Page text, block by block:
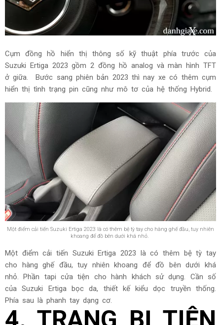
Cụm đồng hồ hiển thị thông số kỹ thuật phía trước của
Suzuki Ertiga 2023 gồm 2 đồng hồ analog và màn hình TFT
ở giữa. Bước sang phiên bản 2023 thì nay xe có thêm cụm
hiển thị tình trạng pin cũng như mô tơ của hệ thống Hybrid.
Một điểm cải tiến Suzuki Ertiga 2023 là có thêm bệ tỳ tay cho hàng ghế đầu, tuy nhiên
khoang để đồ bên dưới khá nhỏ.
Một điểm cải tiến Suzuki Ertiga 2023 là có thêm bệ tỳ tay
cho hàng ghế đầu, tuy nhiên khoang để đồ bên dưới khá
nhỏ. Phần tapi cửa tiện cho hành khách sử dụng. Cần số
của Suzuki Ertiga bọc da, thiết kế kiểu dọc truyền thống.
Phía sau là phanh tay dạng cơ.